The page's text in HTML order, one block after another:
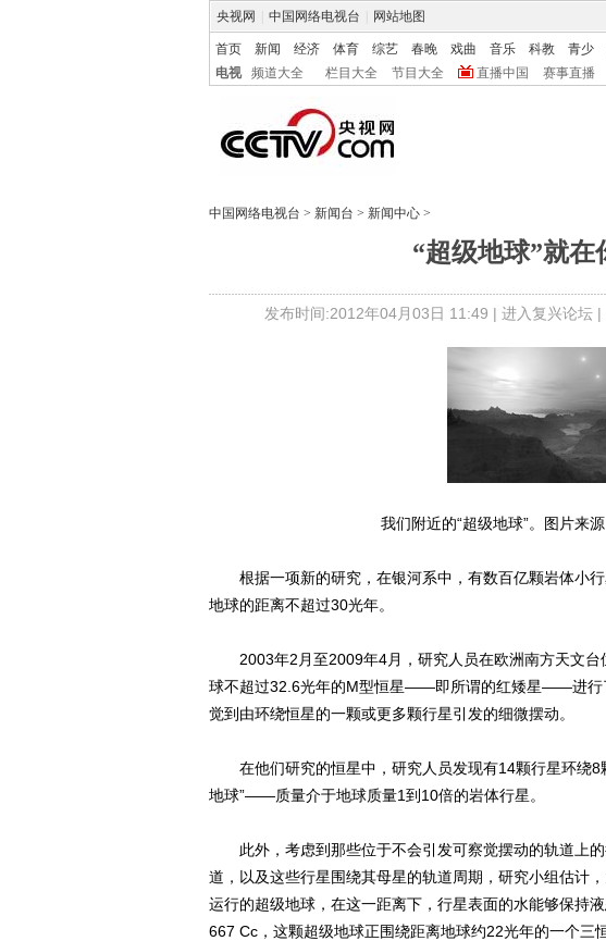
央视网 中国网络电视台 网站地图
首页 新闻 经济 体育 综艺 春晚 戏曲 音乐 科教 青少
电视
频道大全 栏目大全 节目大全 直播中国 赛事直播
中国网络电视台 > 新闻台 > 新闻中心 >
“超级地球”就在
发布时间:2012年04月03日 11:49 | 进入复兴论坛|
我们附近的“超级地球”。图片来
根据一项新的研究，在银河系中，有数百亿颗岩体小行
地球的距离不超过30光年。
2003年2月至2009年4月，研究人员在欧洲南方天文台
球不超过32.6光年的M型恒星――即所谓的红矮星――进行
觉到由环绕恒星的一颗或更多颗行星引发的细微摆动。
在他们研究的恒星中，研究人员发现有14颗行星环绕8
地球”――质量介于地球质量1到10倍的岩体行星。
此外，考虑到那些位于不会引发可察觉摆动的轨道上
道，以及这些行星围绕其母星的轨道周期，研究小组估计
运行的超级地球，在这一距离下，行星表面的水能够保
667 Cc，这颗超级地球正围绕距离地球约22光年的一个三